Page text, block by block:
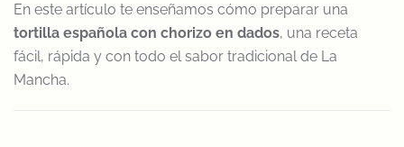
En este artículo te enseñamos cómo preparar una
tortilla española con chorizo en dados, una receta
fácil, rápida y con todo el sabor tradicional de La
Mancha.